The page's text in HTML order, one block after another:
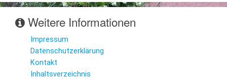
Weitere Informationen
Impressum
Datenschutzerklärung
Kontakt
Inhaltsverzeichnis